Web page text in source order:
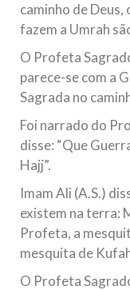
caminho de
fazem a Umrah
O Profeta
parece-se com a
Sagrada no
Foi narrado do
disse: “Que
Hajj”.
Imam Ali (A.S.)
existem na terra:
Profeta, a
mesquita de
O Profeta